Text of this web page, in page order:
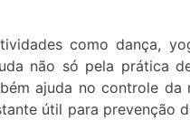
como dança,
não só pela prática
ajuda no controle da
útil para prevenção